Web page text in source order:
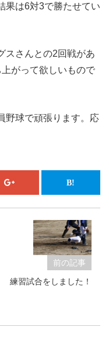
果は6対3で勝たせてい
スさんとの2回戦があ
がって欲しいもので
野球で頑張ります。応
前の記事
練習試合をしました！